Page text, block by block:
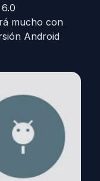
mucho con
Android